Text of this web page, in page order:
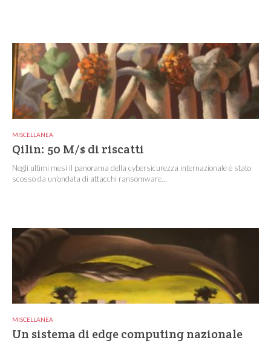
MISCELLANEA
Qilin: 50 M/$ di riscatti
Negli ultimi mesi il panorama della cybersicurezza internazionale è stato
scosso da un’ondata di attacchi ransomware...
MISCELLANEA
Un sistema di edge computing nazionale